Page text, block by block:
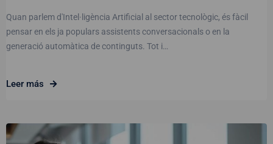
Quan parlem d'Intel·ligència Artificial al sector tecnològic, és fàcil
pensar en els ja populars assistents conversacionals o en la
generació automàtica de continguts. Tot i…
Leer más